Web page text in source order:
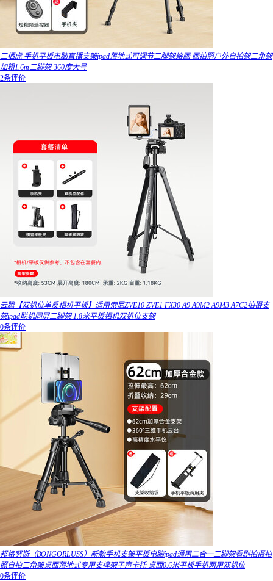
三栖虎 手机平板电脑直播支架ipad落地式可调节三脚架绘画 画拍照户外自拍架三角架
加粗1.6m三脚架-360度大号
2条评价
云腾【双机位单反相机平板】适用索尼ZVE10 ZVE1 FX30 A9 A9M2 A9M3 A7C2拍摄支
架ipad联机同屏三脚架 1.8米平板相机双机位支架
0条评价
邦格努斯（BONGORLUSS）新款手机支架平板电脑ipad通用二合一三脚架看剧拍摄拍
照自拍三角架桌面落地式专用支撑架子声卡托 桌面0.6米平板手机两用双机位
0条评价